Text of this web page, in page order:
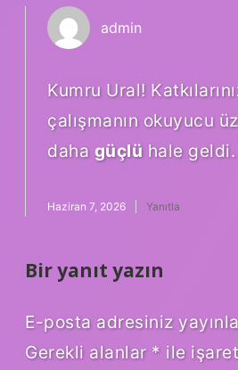
admin
Kumru Ural!
çalışmanın okuyucu
daha güçlühale geldi.
Haziran 7, 2026 Yanıtla
Bir yanıt yazın
E-posta adresiniz
Gerekli alanlar * ile